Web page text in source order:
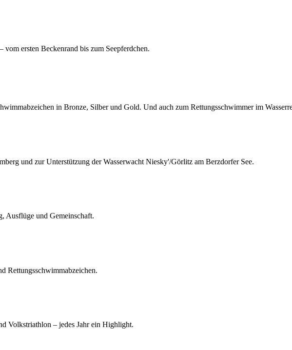
ersten Beckenrand bis zum Seepferdchen.
in Bronze, Silber und Gold. Und auch zum Rettungsschwimmer im
und zur Unterstützung der Wasserwacht Niesky'/Görlitz am Berzdorfer See.
Ausflüge und Gemeinschaft.
Rettungsschwimmabzeichen.
Volkstriathlon – jedes Jahr ein Highlight.